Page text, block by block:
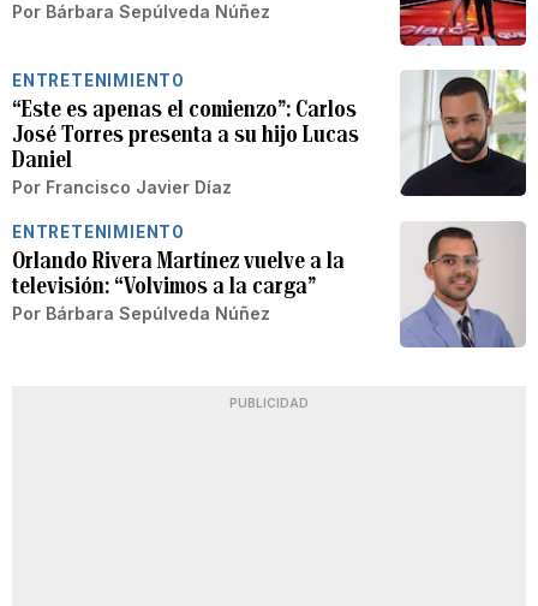
Por Bárbara Sepúlveda Núñez
ENTRETENIMIENTO
“Este es apenas el comienzo”: Carlos
José Torres presenta a su hijo Lucas
Daniel
Por Francisco Javier Díaz
ENTRETENIMIENTO
Orlando Rivera Martínez vuelve a la
televisión: “Volvimos a la carga”
Por Bárbara Sepúlveda Núñez
PUBLICIDAD